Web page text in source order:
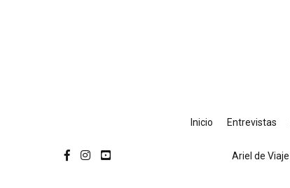
Inicio Entrevistas
Ariel de Viaje